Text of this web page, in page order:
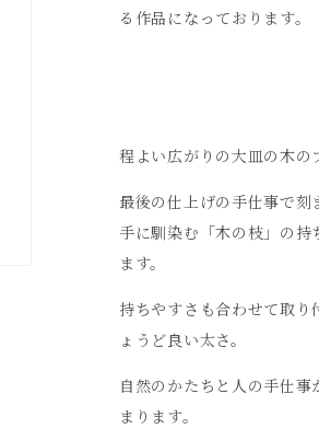
る作品になっております。
程よい広がりの大皿の木の
最後の仕上げの手仕事で刻
手に馴染む「木の枝」の
ます。
持ちやすさも合わせて取
ょうど良い太さ。
自然のかたちと人の手仕
まります。